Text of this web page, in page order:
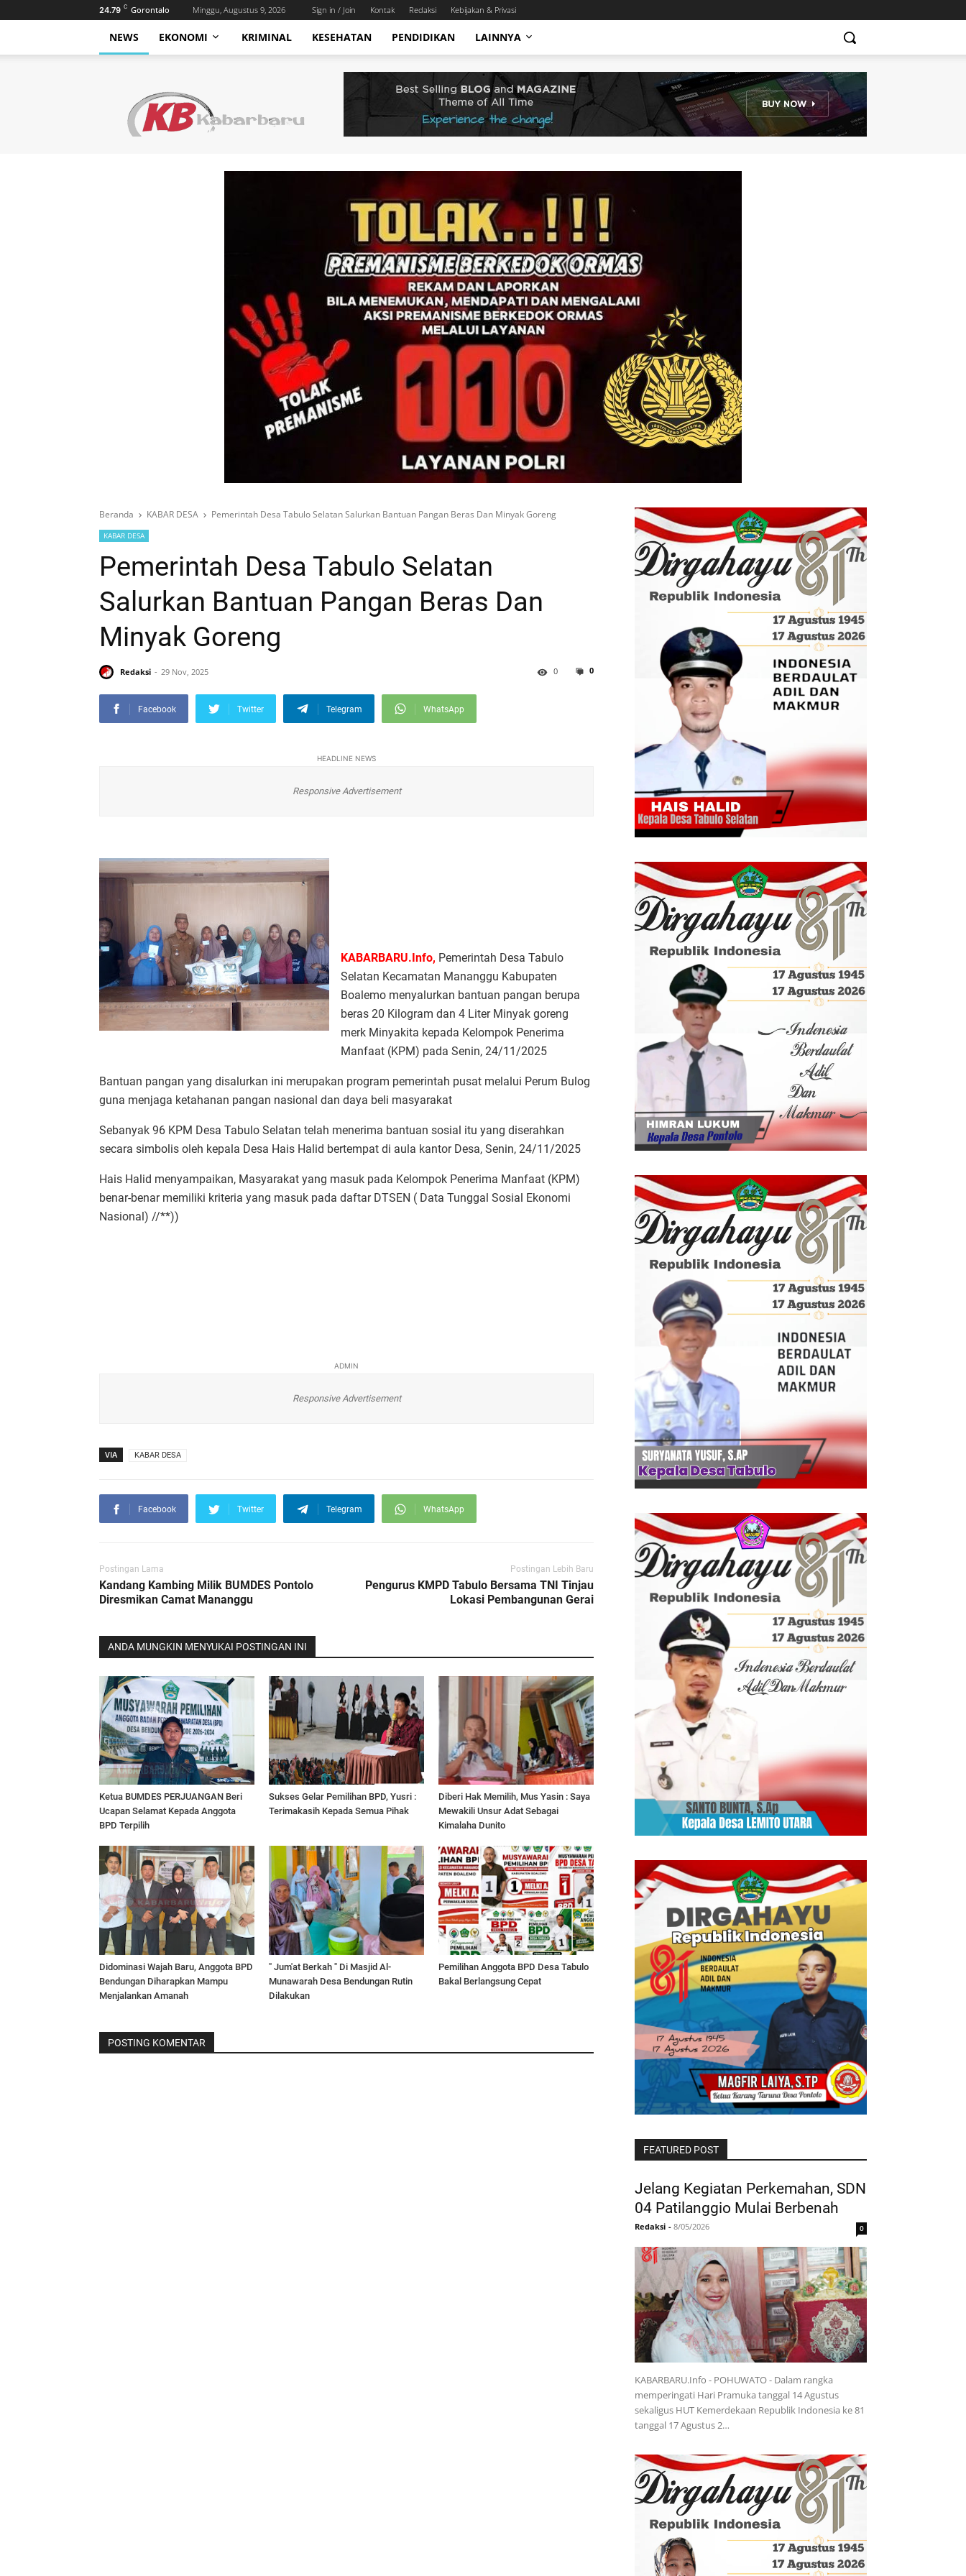
24.79 C Gorontalo Minggu, Augustus 9, 2026 Sign in / Join Kontak Redaksi Kebijakan & Privasi
NEWS EKONOMI KRIMINAL KESEHATAN PENDIDIKAN LAINNYA
Beranda KABAR DESA Pemerintah Desa Tabulo Selatan Salurkan Bantuan Pangan Beras Dan Minyak Goreng
KABAR DESA
Pemerintah Desa Tabulo Selatan
Salurkan Bantuan Pangan Beras Dan
Minyak Goreng
Redaksi 29 Nov, 2025 0
0
Facebook Twitter Telegram WhatsApp
HEADLINE NEWS
Responsive Advertisement
KABARBARU.Info, Pemerintah Desa Tabulo
Selatan Kecamatan Mananggu Kabupaten
Boalemo menyalurkan bantuan pangan berupa
beras 20 Kilogram dan 4 Liter Minyak goreng
merk Minyakita kepada Kelompok Penerima
Manfaat (KPM) pada Senin, 24/11/2025
Bantuan pangan yang disalurkan ini merupakan program pemerintah pusat melalui Perum Bulog
guna menjaga ketahanan pangan nasional dan daya beli masyarakat
Sebanyak 96 KPM Desa Tabulo Selatan telah menerima bantuan sosial itu yang diserahkan
secara simbolis oleh kepala Desa Hais Halid bertempat di aula kantor Desa, Senin, 24/11/2025
Hais Halid menyampaikan, Masyarakat yang masuk pada Kelompok Penerima Manfaat (KPM)
benar-benar memiliki kriteria yang masuk pada daftar DTSEN ( Data Tunggal Sosial Ekonomi
Nasional) //**))
ADMIN
Responsive Advertisement
VIA KABAR DESA
Facebook Twitter Telegram WhatsApp
Postingan Lama
Kandang Kambing Milik BUMDES Pontolo
Diresmikan Camat Mananggu
Postingan Lebih Baru
Pengurus KMPD Tabulo Bersama TNI Tinjau
Lokasi Pembangunan Gerai
ANDA MUNGKIN MENYUKAI POSTINGAN INI
Ketua BUMDES PERJUANGAN Beri
Ucapan Selamat Kepada Anggota
BPD Terpilih
Sukses Gelar Pemilihan BPD, Yusri :
Terimakasih Kepada Semua Pihak
Diberi Hak Memilih, Mus Yasin : Saya
Mewakili Unsur Adat Sebagai
Kimalaha Dunito
Didominasi Wajah Baru, Anggota BPD
Bendungan Diharapkan Mampu
Menjalankan Amanah
" Jum'at Berkah " Di Masjid Al-
Munawarah Desa Bendungan Rutin
Dilakukan
Pemilihan Anggota BPD Desa Tabulo
Bakal Berlangsung Cepat
POSTING KOMENTAR
FEATURED POST
Jelang Kegiatan Perkemahan, SDN
04 Patilanggio Mulai Berbenah
Redaksi - 8/05/2026 0
KABARBARU.Info - POHUWATO - Dalam rangka
memperingati Hari Pramuka tanggal 14 Agustus
sekaligus HUT Kemerdekaan Republik Indonesia ke 81
tanggal 17 Agustus 2…